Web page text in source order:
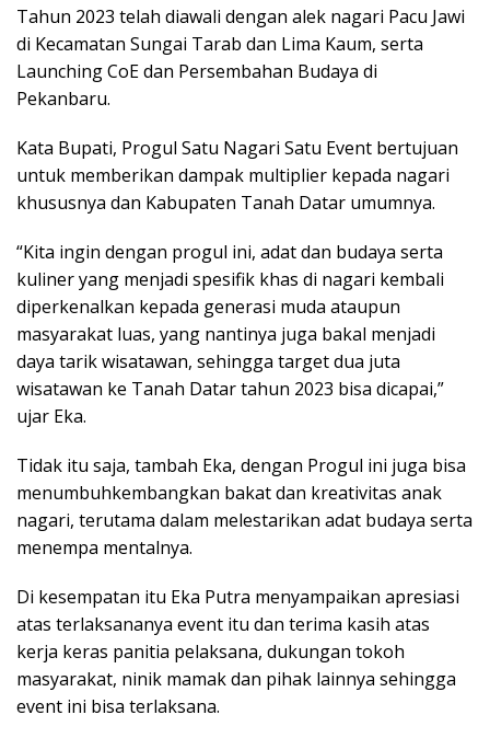
Tahun 2023 telah diawali dengan alek nagari Pacu Jawi
di Kecamatan Sungai Tarab dan Lima Kaum, serta
Launching CoE dan Persembahan Budaya di
Pekanbaru.
Kata Bupati, Progul Satu Nagari Satu Event bertujuan
untuk memberikan dampak multiplier kepada nagari
khususnya dan Kabupaten Tanah Datar umumnya.
“Kita ingin dengan progul ini, adat dan budaya serta
kuliner yang menjadi spesifik khas di nagari kembali
diperkenalkan kepada generasi muda ataupun
masyarakat luas, yang nantinya juga bakal menjadi
daya tarik wisatawan, sehingga target dua juta
wisatawan ke Tanah Datar tahun 2023 bisa dicapai,”
ujar Eka.
Tidak itu saja, tambah Eka, dengan Progul ini juga bisa
menumbuhkembangkan bakat dan kreativitas anak
nagari, terutama dalam melestarikan adat budaya serta
menempa mentalnya.
Di kesempatan itu Eka Putra menyampaikan apresiasi
atas terlaksananya event itu dan terima kasih atas
kerja keras panitia pelaksana, dukungan tokoh
masyarakat, ninik mamak dan pihak lainnya sehingga
event ini bisa terlaksana.